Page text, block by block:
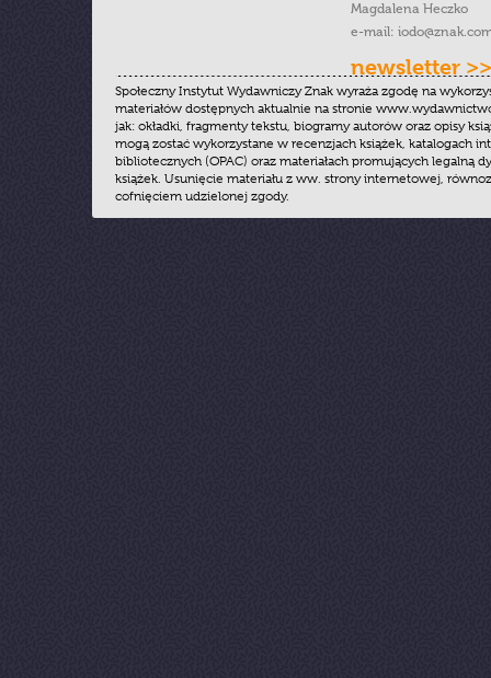
Magdalena Heczko
e-mail:
newsletter >>
Społeczny Instytut Wydawniczy Znak wyraża zgodę na
materiałów dostępnych aktualnie na stronie
jak: okładki, fragmenty tekstu, biogramy autorów oraz opisy
mogą zostać wykorzystane w recenzjach książek, katalogach
bibliotecznych (OPAC) oraz materiałach promujących legalną
książek. Usunięcie materiału z ww. strony internetowej,
cofnięciem udzielonej zgody.